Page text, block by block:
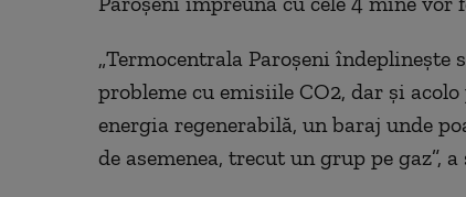
„Termocentrala Paroșeni îndeplinește
problemecu emisiile CO2, dar și
energia regenerabilă, un baraj unde
de asemenea, trecut un gruppe gaz”,